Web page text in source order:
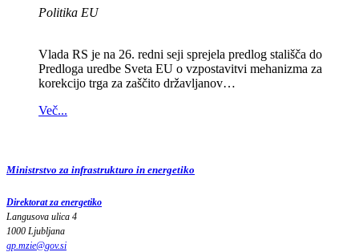
Politika EU
Vlada RS je na 26. redni seji sprejela predlog stališča do
Predloga uredbe Sveta EU o vzpostavitvi mehanizma za
korekcijo trga za zaščito državljanov…
Več...
Ministrstvo za infrastrukturo in energetiko
Direktorat za energetiko
Langusova ulica 4
1000 Ljubljana
gp.mzie@gov.si